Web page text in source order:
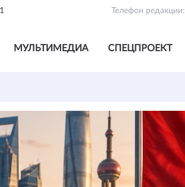
Телефон редакции:
МУЛЬТИМЕДИА СПЕЦПРОЕКТ